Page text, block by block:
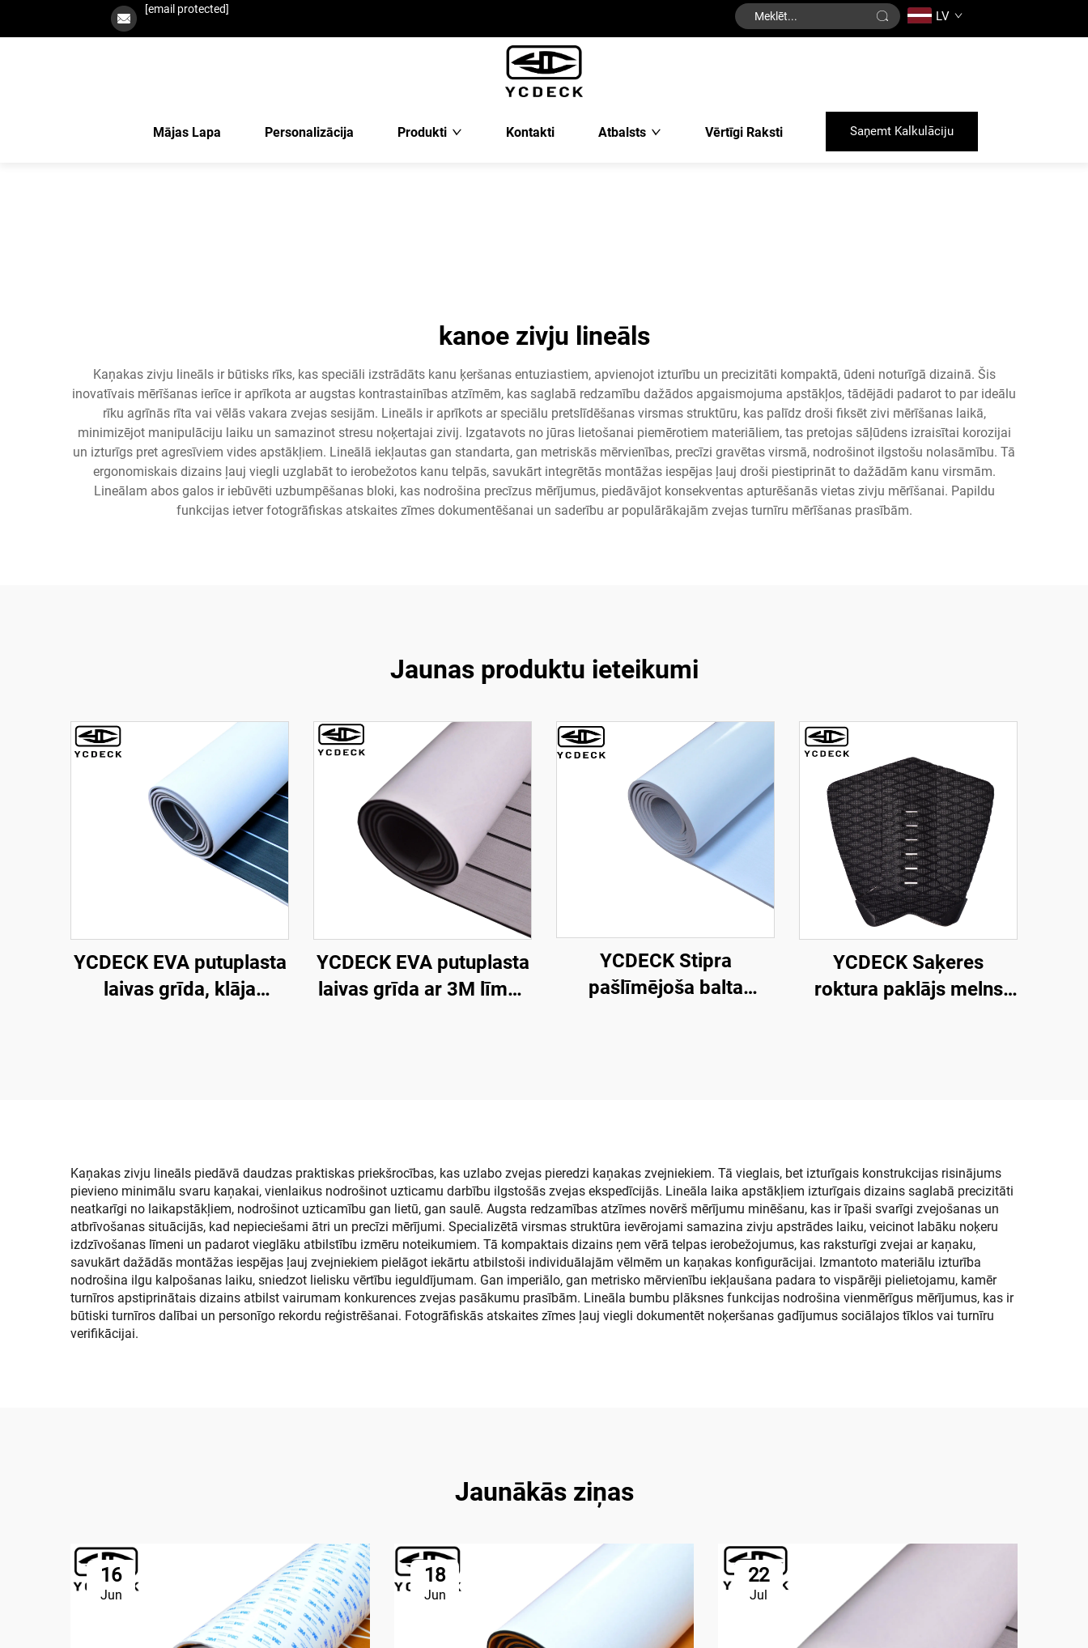
[email protected] LV
Mājas Lapa Personalizācija Produkti Kontakti Atbalsts Vērtīgi Raksti Saņemt Kalkulāciju
kanoe zivju lineāls
Kaņakas zivju lineāls ir būtisks rīks, kas speciāli izstrādāts kanu ķeršanas entuziastiem, apvienojot izturību un precizitāti kompaktā, ūdeni noturīgā dizainā. Šis
inovatīvais mērīšanas ierīce ir aprīkota ar augstas kontrastainības atzīmēm, kas saglabā redzamību dažādos apgaismojuma apstākļos, tādējādi padarot to par ideālu
rīku agrīnās rīta vai vēlās vakara zvejas sesijām. Lineāls ir aprīkots ar speciālu pretslīdēšanas virsmas struktūru, kas palīdz droši fiksēt zivi mērīšanas laikā,
minimizējot manipulāciju laiku un samazinot stresu noķertajai zivij. Izgatavots no jūras lietošanai piemērotiem materiāliem, tas pretojas sāļūdens izraisītai korozijai
un izturīgs pret agresīviem vides apstākļiem. Lineālā iekļautas gan standarta, gan metriskās mērvienības, precīzi gravētas virsmā, nodrošinot ilgstošu nolasāmību. Tā
ergonomiskais dizains ļauj viegli uzglabāt to ierobežotos kanu telpās, savukārt integrētās montāžas iespējas ļauj droši piestiprināt to dažādām kanu virsmām.
Lineālam abos galos ir iebūvēti uzbumpēšanas bloki, kas nodrošina precīzus mērījumus, piedāvājot konsekventas apturēšanās vietas zivju mērīšanai. Papildu
funkcijas ietver fotogrāfiskas atskaites zīmes dokumentēšanai un saderību ar populārākajām zvejas turnīru mērīšanas prasībām.
Jaunas produktu ieteikumi
YCDECK EVA putuplasta
laivas grīda, klāja
YCDECK EVA putuplasta
laivas grīda ar 3M līmes
kajakam, sēfam
YCDECK Stipra
pašlīmējoša balta
YCDECK Saķeres
roktura paklājs melns
Kaņakas zivju lineāls piedāvā daudzas praktiskas priekšrocības, kas uzlabo zvejas pieredzi kaņakas zvejniekiem. Tā vieglais, bet izturīgais konstrukcijas risinājums
pievieno minimālu svaru kaņakai, vienlaikus nodrošinot uzticamu darbību ilgstošās zvejas ekspedīcijās. Lineāla laika apstākļiem izturīgais dizains saglabā precizitāti
neatkarīgi no laikapstākļiem, nodrošinot uzticamību gan lietū, gan saulē. Augsta redzamības atzīmes novērš mērījumu minēšanu, kas ir īpaši svarīgi zvejošanas un
atbrīvošanas situācijās, kad nepieciešami ātri un precīzi mērījumi. Specializētā virsmas struktūra ievērojami samazina zivju apstrādes laiku, veicinot labāku noķeru
izdzīvošanas līmeni un padarot vieglāku atbilstību izmēru noteikumiem. Tā kompaktais dizains ņem vērā telpas ierobežojumus, kas raksturīgi zvejai ar kaņaku,
savukārt dažādās montāžas iespējas ļauj zvejniekiem pielāgot iekārtu atbilstoši individuālajām vēlmēm un kaņakas konfigurācijai. Izmantoto materiālu izturība
nodrošina ilgu kalpošanas laiku, sniedzot lielisku vērtību ieguldījumam. Gan imperiālo, gan metrisko mērvienību iekļaušana padara to vispārēji pielietojamu, kamēr
turnīros apstiprinātais dizains atbilst vairumam konkurences zvejas pasākumu prasībām. Lineāla bumbu plāksnes funkcijas nodrošina vienmērīgus mērījumus, kas ir
būtiski turnīros dalībai un personīgo rekordu reģistrēšanai. Fotogrāfiskās atskaites zīmes ļauj viegli dokumentēt noķeršanas gadījumus sociālajos tīklos vai turnīru
verifikācijai.
Jaunākās ziņas
16
Jun
18
Jun
22
Jul